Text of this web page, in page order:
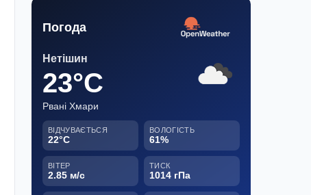
Погода
Нетішин
23°C
Рвані Хмари
ВІДЧУВАЄТЬСЯ
22°C
ВОЛОГІСТЬ
61%
ВІТЕР
2.85 м/с
ТИСК
1014 гПа